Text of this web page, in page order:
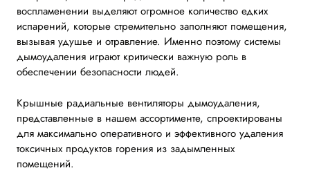
воспламенении выделяют огромное количество едких
испарений, которые стремительно заполняют помещения,
вызывая удушье и отравление. Именно поэтому системы
дымоудаления играют критически важную роль в
обеспечении безопасности людей.
Крышные радиальные вентиляторы дымоудаления,
представленные в нашем ассортименте, спроектированы
для максимально оперативного и эффективного удаления
токсичных продуктов горения из задымленных
помещений.